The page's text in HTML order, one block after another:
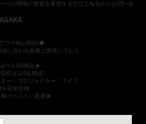
ジの情報の変更を希望する方は こちらからお問い合
ワーALL¥500!◆
に合わせ多種ご用意しており
￥5,000/6品★
切は120名様迄!
ー・プロジェクター・マイク・
完全完備
種イベントに最適★